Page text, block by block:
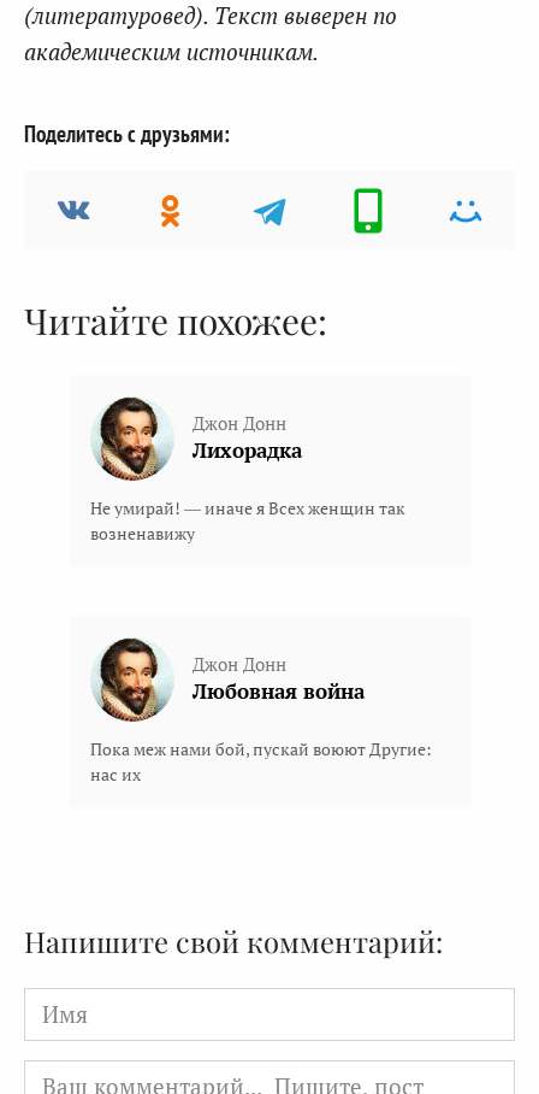
(литературовед). Текст выверен по
академическим источникам.
Поделитесь с друзьями:
Читайте похожее:
Джон Донн
Лихорадка
Не умирай! — иначе я Всех женщин так
возненавижу
Джон Донн
Любовная война
Пока меж нами бой, пускай воюют Другие:
нас их
Напишите свой комментарий:
Имя